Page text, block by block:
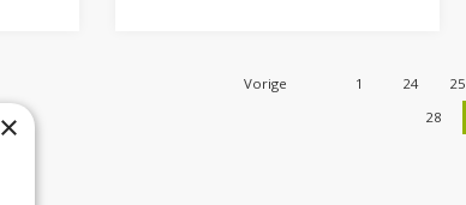
Vorige 1 24 25
28
×